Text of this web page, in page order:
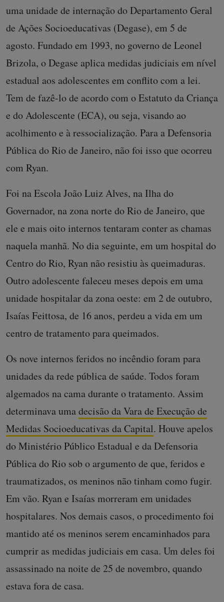
uma unidade de internação do Departamento Geral
de Ações Socioeducativas (Degase), em 5 de
agosto. Fundado em 1993, no governo de Leonel
Brizola, o Degase aplica medidas judiciais em nível
estadual aos adolescentes em conflito com a lei.
Tem de fazê-lo de acordo com o Estatuto da Criança
e do Adolescente (ECA), ou seja, visando ao
acolhimento e à ressocialização. Para a Defensoria
Pública do Rio de Janeiro, não foi isso que ocorreu
com Ryan.
Foi na Escola João Luiz Alves, na Ilha do
Governador, na zona norte do Rio de Janeiro, que
ele e mais oito internos tentaram conter as chamas
naquela manhã. No dia seguinte, em um hospital do
Centro do Rio, Ryan não resistiu às queimaduras.
Outro adolescente faleceu meses depois em uma
unidade hospitalar da zona oeste: em 2 de outubro,
Isaías Feittosa, de 16 anos, perdeu a vida em um
centro de tratamento para queimados.
Os nove internos feridos no incêndio foram para
unidades da rede pública de saúde. Todos foram
algemados na cama durante o tratamento. Assim
determinava umadecisão da Vara de Execução de
Medidas Socioeducativas da Capital. Houve apelos
do Ministério Público Estadual e da Defensoria
Pública do Rio sob o argumento de que, feridos e
traumatizados, os meninos não tinham como fugir.
Em vão. Ryan e Isaías morreram em unidades
hospitalares. Nos demais casos, o procedimento foi
mantido até os meninos serem encaminhados para
cumprir as medidas judiciais em casa. Um deles foi
assassinado na noite de 25 de novembro, quando
estava fora de casa.